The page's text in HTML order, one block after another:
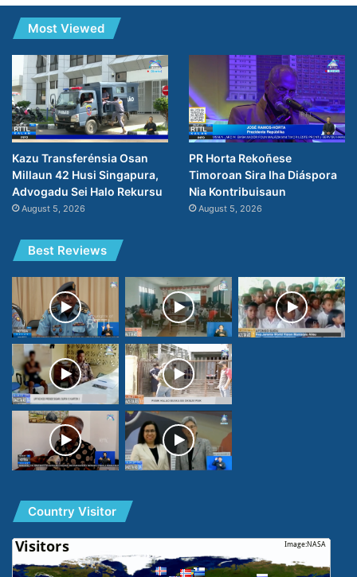
Most Viewed
Kazu Transferénsia Osan
Millaun 42 Husi Singapura,
Advogadu Sei Halo Rekursu
August 5, 2026
PR Horta Rekoñese
Timoroan Sira Iha Diáspora
Nia Kontribuisaun
August 5, 2026
Best Reviews
Country Visitor